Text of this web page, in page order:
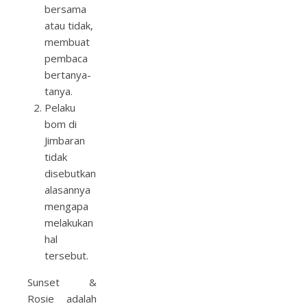
bersama
atau tidak,
membuat
pembaca
bertanya-
tanya.
Pelaku
bom di
Jimbaran
tidak
disebutkan
alasannya
mengapa
melakukan
hal
tersebut.
Sunset &
Rosie adalah